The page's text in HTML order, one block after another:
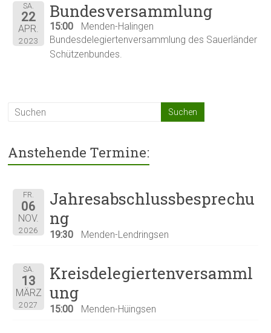
SA.
22
APR.
2023
Bundesversammlung
15:00
Menden-Halingen
Bundesdelegiertenversammlung des Sauerländer
Schützenbundes.
Anstehende Termine:
FR.
06
NOV.
2026
Jahresabschlussbesprechu
ng
19:30 Menden-Lendringsen
SA.
13
MÄRZ
2027
Kreisdelegiertenversamml
ung
15:00 Menden-Hüingsen